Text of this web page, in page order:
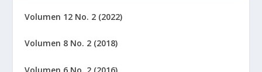
Volumen 12 No. 2 (2022)
Volumen 8 No. 2 (2018)